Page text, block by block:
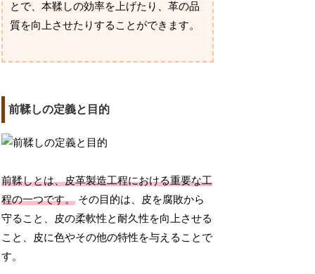
とで、本鞣しの効率を上げたり、革の品
質を向上させたりすることができます。
前鞣しの定義と目的
前鞣しとは、皮革製造工程における重要な工
程の一つです。 その目的は、皮を腐敗から
守ること、皮の柔軟性と耐久性を向上させる
こと、皮に色やその他の特性を与えることで
す。